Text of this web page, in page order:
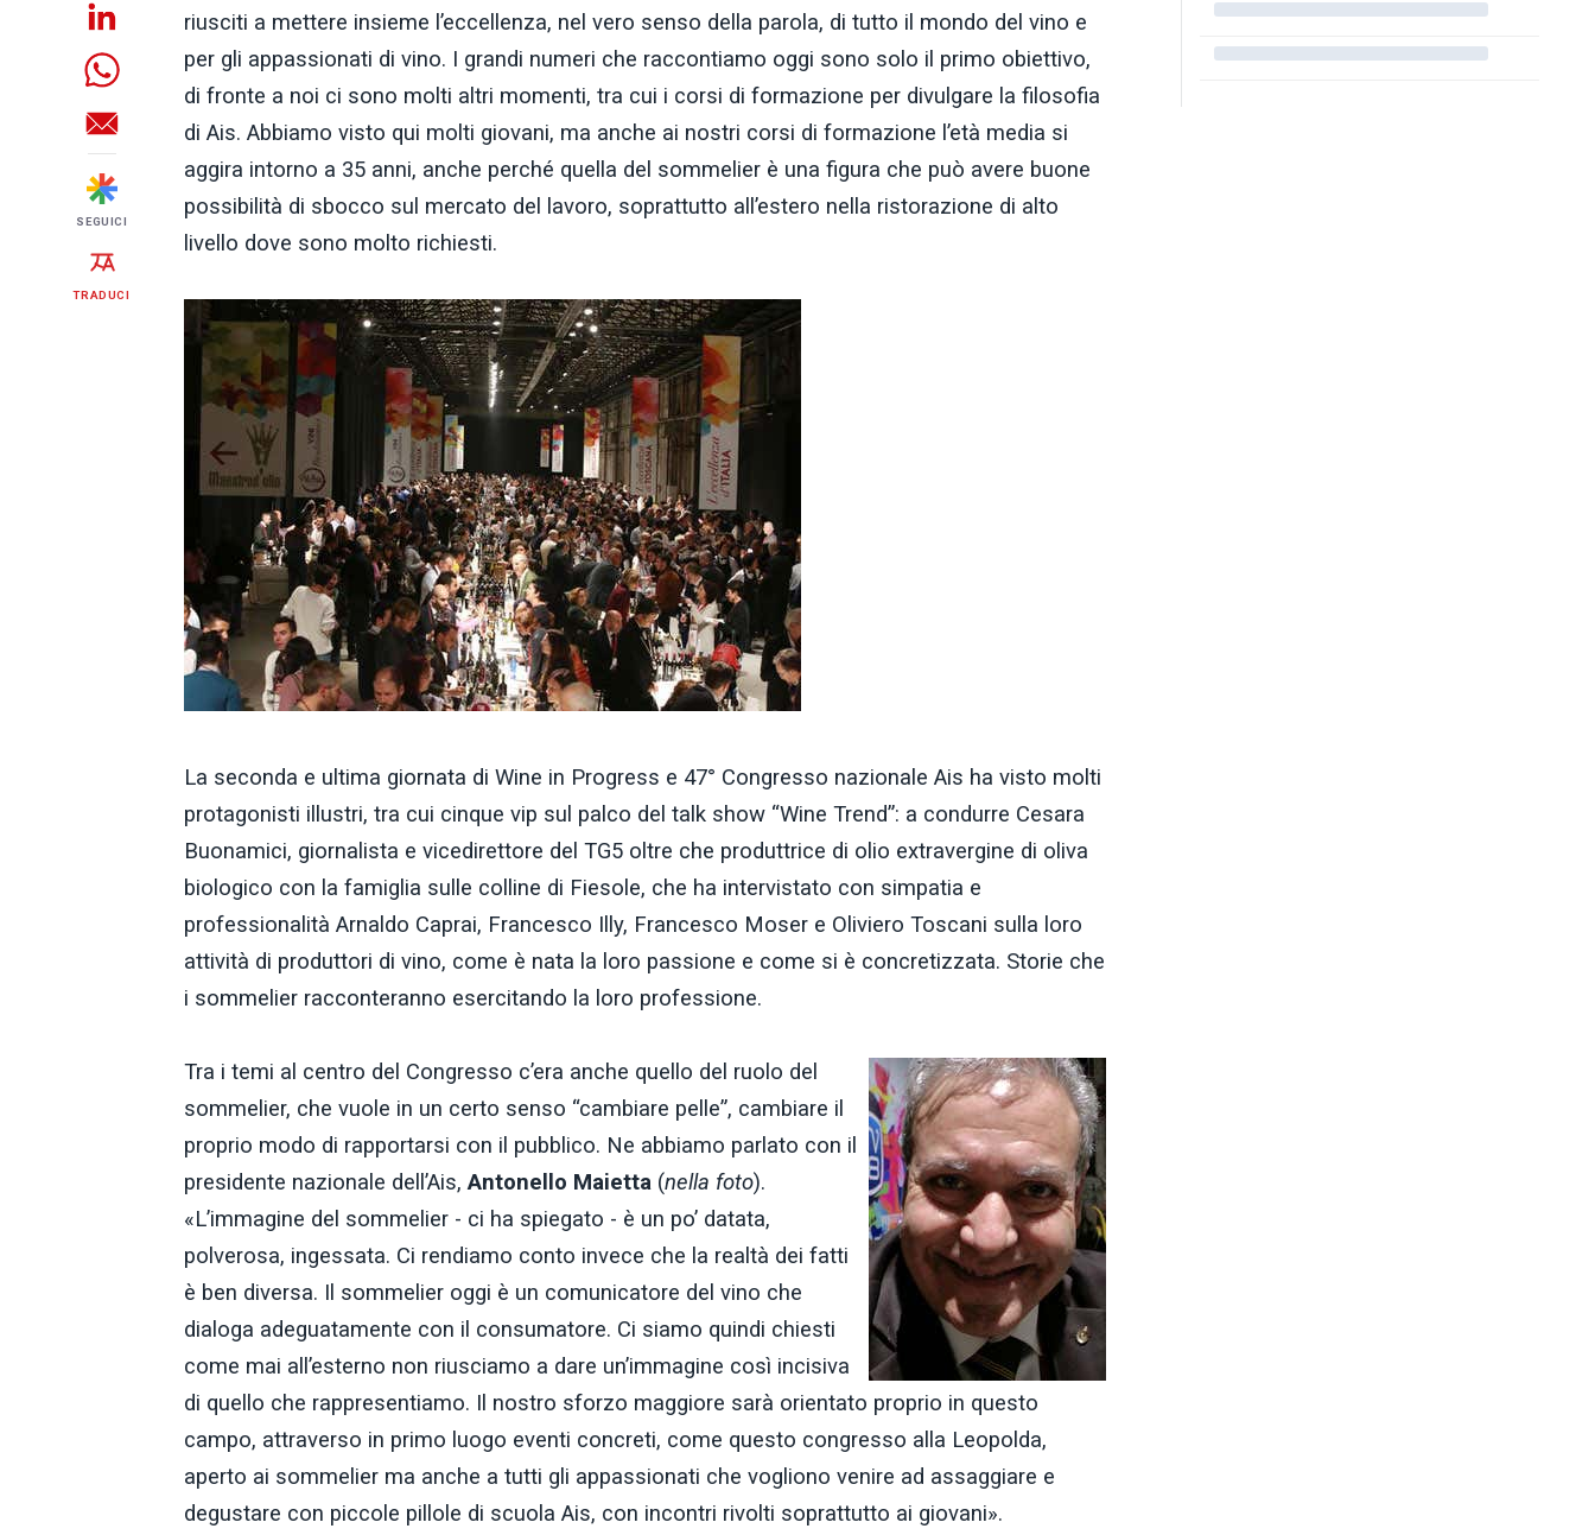
SEGUICI
TRADUCI
riusciti a mettere insieme l’eccellenza, nel vero senso della parola, di tutto il mondo del vino e
per gli appassionati di vino. I grandi numeri che raccontiamo oggi sono solo il primo obiettivo,
di fronte a noi ci sono molti altri momenti, tra cui i corsi di formazione per divulgare la filosofia
di Ais. Abbiamo visto qui molti giovani, ma anche ai nostri corsi di formazione l’età media si
aggira intorno a 35 anni, anche perché quella del sommelier è una figura che può avere buone
possibilità di sbocco sul mercato del lavoro, soprattutto all’estero nella ristorazione di alto
livello dove sono molto richiesti.
La seconda e ultima giornata di Wine in Progress e 47° Congresso nazionale Ais ha visto molti
protagonisti illustri, tra cui cinque vip sul palco del talk show “Wine Trend”: a condurre Cesara
Buonamici, giornalista e vicedirettore del TG5 oltre che produttrice di olio extravergine di oliva
biologico con la famiglia sulle colline di Fiesole, che ha intervistato con simpatia e
professionalità Arnaldo Caprai, Francesco Illy, Francesco Moser e Oliviero Toscani sulla loro
attività di produttori di vino, come è nata la loro passione e come si è concretizzata. Storie che
i sommelier racconteranno esercitando la loro professione.
Tra i temi al centro del Congresso c’era anche quello del ruolo del
sommelier, che vuole in un certo senso “cambiare pelle”, cambiare il
proprio modo di rapportarsi con il pubblico. Ne abbiamo parlato con il
presidente nazionale dell’Ais,Antonello Maietta (nella foto).
«L’immagine del sommelier - ci ha spiegato - è un po’ datata,
polverosa, ingessata. Ci rendiamo conto invece che la realtà dei fatti
è ben diversa. Il sommelier oggi è un comunicatore del vino che
dialoga adeguatamente con il consumatore. Ci siamo quindi chiesti
come mai all’esterno non riusciamo a dare un’immagine così incisiva
di quello che rappresentiamo. Il nostro sforzo maggiore sarà orientato proprio in questo
campo, attraverso in primo luogo eventi concreti, come questo congresso alla Leopolda,
aperto ai sommelier ma anche a tutti gli appassionati che vogliono venire ad assaggiare e
degustare con piccole pillole di scuola Ais, con incontri rivolti soprattutto ai giovani».